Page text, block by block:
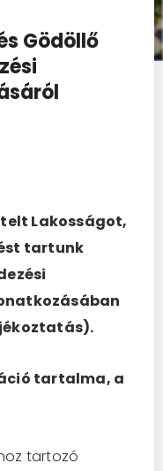
Gödöllő
Lakosságot,
tartunk
.
tartalma, a
tartozó